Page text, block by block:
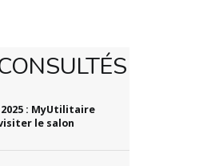
: MyUtilitaire
le salon